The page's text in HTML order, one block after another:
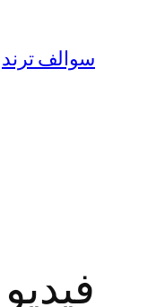
المحتوى
سوالف ترند
فيديو